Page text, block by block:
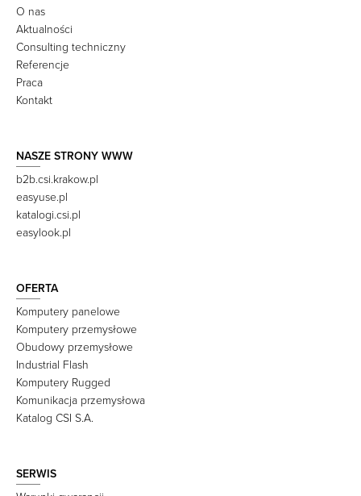
O nas
Aktualności
Consulting techniczny
Referencje
Praca
Kontakt
NASZE STRONY WWW
b2b.csi.krakow.pl
easyuse.pl
katalogi.csi.pl
easylook.pl
OFERTA
Komputery panelowe
Komputery przemysłowe
Obudowy przemysłowe
Industrial Flash
Komputery Rugged
Komunikacja przemysłowa
Katalog CSI S.A.
SERWIS